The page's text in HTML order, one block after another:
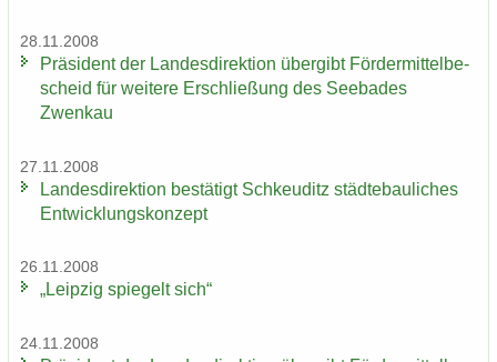
28.11.2008
Prä­si­dent der Lan­des­di­rek­ti­on über­gibt För­der­mit­tel­be­
scheid für wei­te­re Er­schlie­ßung des See­ba­des
Zwenkau
27.11.2008
Lan­des­di­rek­ti­on be­stä­tigt Schkeu­ditz städ­te­bau­li­ches
Ent­wick­lungs­kon­zept
26.11.2008
„Leip­zig spie­gelt sich“
24.11.2008